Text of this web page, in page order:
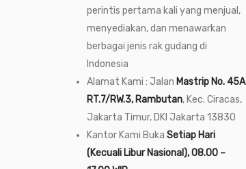
perintis pertama kali yang menjual,
menyediakan, dan menawarkan
berbagai jenis rak gudang di
Indonesia
Alamat Kami : Jalan Mastrip No. 45A
RT.7/RW.3, Rambutan, Kec. Ciracas,
Jakarta Timur, DKI Jakarta 13830
Kantor Kami Buka Setiap Hari
(Kecuali Libur Nasional), 08.00 –